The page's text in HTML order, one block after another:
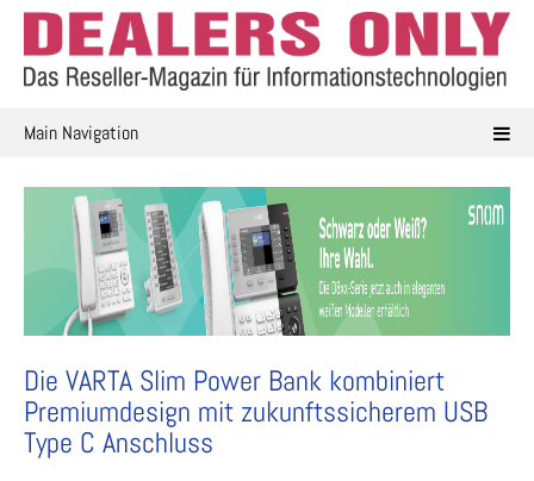
Skip
content
Main Navigation
Die VARTA Slim Power Bank kombiniert
Premiumdesign mit zukunftssicherem USB
Type C Anschluss